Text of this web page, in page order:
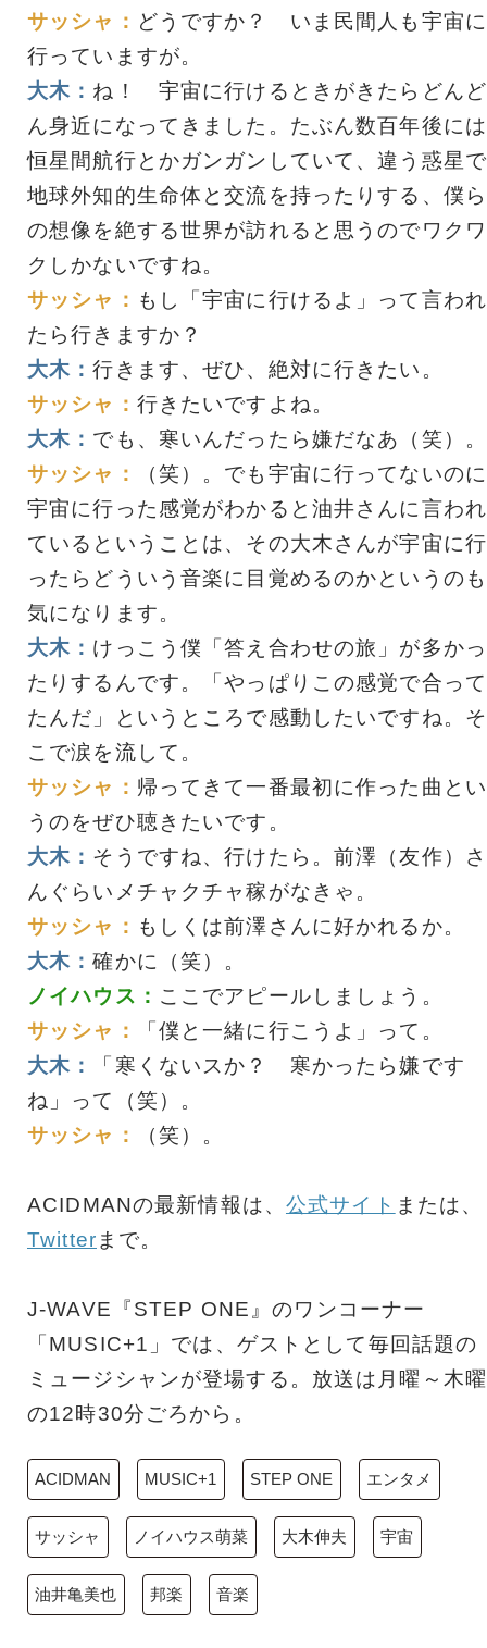
サッシャ： どうですか？ いま民間人も宇宙に
行っていますが。
大木： ね！ 宇宙に行けるときがきたらどんど
ん身近になってきました。たぶん数百年後には
恒星間航行とかガンガンしていて、違う惑星で
地球外知的生命体と交流を持ったりする、僕ら
の想像を絶する世界が訪れると思うのでワクワ
クしかないですね。
サッシャ： もし「宇宙に行けるよ」って言われ
たら行きますか？
大木：行きます、ぜひ、絶対に行きたい。
サッシャ： 行きたいですよね。
大木： でも、寒いんだったら嫌だなあ（笑）。
サッシャ：
（笑）。でも宇宙に行ってないのに
宇宙に行った感覚がわかると油井さんに言われ
ているということは、その大木さんが宇宙に行
ったらどういう音楽に目覚めるのかというのも
気になります。
大木： けっこう僕「答え合わせの旅」が多かっ
たりするんです。「やっぱりこの感覚で合って
たんだ」というところで感動したいですね。そ
こで涙を流して。
サッシャ： 帰ってきて一番最初に作った曲とい
うのをぜひ聴きたいです。
大木： そうですね、行けたら。前澤（友作）さ
んぐらいメチャクチャ稼がなきゃ。
サッシャ： もしくは前澤さんに好かれるか。
大木：確かに（笑）。
ノイハウス： ここでアピールしましょう。
サッシャ：
「僕と一緒に行こうよ」って。
大木：
「寒くないスか？ 寒かったら嫌です
ね」って（笑）。
サッシャ：
（笑）。
ACIDMANの最新情報は、 公式サイト または、
Twitterまで。
J-WAVE『STEP ONE』のワンコーナー
「MUSIC+1」では、ゲストとして毎回話題の
ミュージシャンが登場する。放送は月曜～木曜
の12時30分ごろから。
ACIDMAN MUSIC+1 STEP ONE エンタメ
サッシャ ノイハウス萌菜 大木伸夫 宇宙
油井亀美也 邦楽 音楽